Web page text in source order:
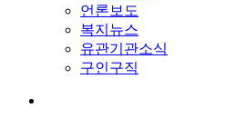
언론보도
복지뉴스
유관기관소식
구인구직